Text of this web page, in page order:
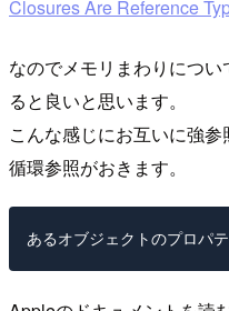
Closures Are Reference
なのでメモリまわりにつ
ると良いと思います。
こんな感じにお互いに強
循環参照がおきます。